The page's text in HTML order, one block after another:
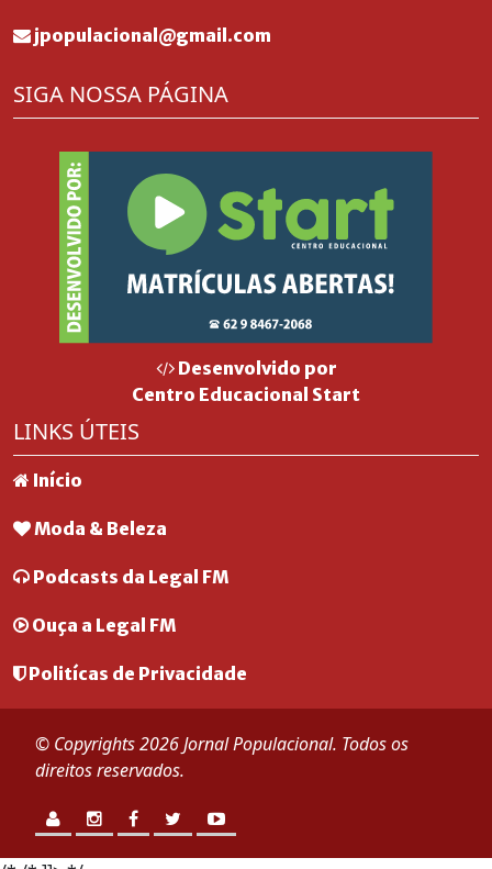
jpopulacional@gmail.com
SIGA NOSSA PÁGINA
Desenvolvido por
Centro Educacional Start
LINKS ÚTEIS
Início
Moda & Beleza
Podcasts da Legal FM
Ouça a Legal FM
Politícas de Privacidade
© Copyrights 2026 Jornal Populacional. Todos os
direitos reservados.